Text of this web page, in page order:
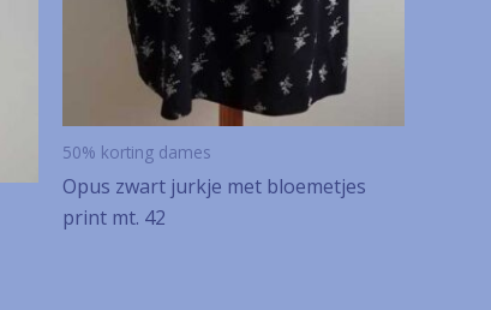
50% korting dames
Opus zwart jurkje met bloemetjes
print mt. 42